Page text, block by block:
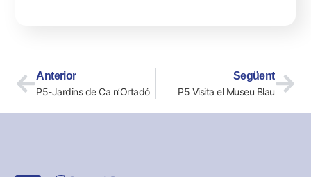
Anterior
P5-Jardins de Ca n’Ortadó
Següent
P5 Visita el Museu Blau